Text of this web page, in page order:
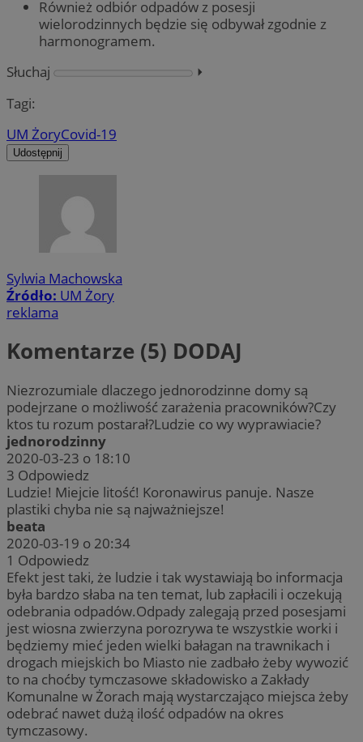
Również odbiór odpadów z posesji
wielorodzinnych będzie się odbywał zgodnie z
harmonogramem.
Słuchaj
⏵︎
Tagi:
UM ŻoryCovid-19
Udostępnij
Sylwia Machowska
Źródło: UM Żory
reklama
Komentarze (5) DODAJ
Niezrozumiale dlaczego jednorodzinne domy są
podejrzane o możliwość zarażenia pracowników?Czy
ktos tu rozum postarał?Ludzie co wy wyprawiacie?
jednorodzinny
2020-03-23 o 18:10
3 Odpowiedz
Ludzie! Miejcie litość! Koronawirus panuje. Nasze
plastiki chyba nie są najważniejsze!
beata
2020-03-19 o 20:34
1 Odpowiedz
Efekt jest taki, że ludzie i tak wystawiają bo informacja
była bardzo słaba na ten temat, lub zapłacili i oczekują
odebrania odpadów.Odpady zalegają przed posesjami
jest wiosna zwierzyna porozrywa te wszystkie worki i
będziemy mieć jeden wielki bałagan na trawnikach i
drogach miejskich bo Miasto nie zadbało żeby wywozić
to na choćby tymczasowe składowisko a Zakłady
Komunalne w Żorach mają wystarczająco miejsca żeby
odebrać nawet dużą ilość odpadów na okres
tymczasowy.